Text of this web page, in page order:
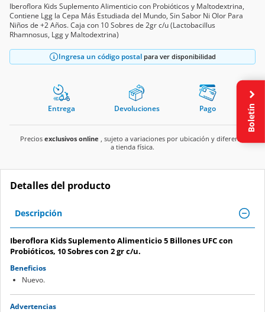
Iberoflora Kids Suplemento Alimenticio con Probióticos y Maltodextrina,
Contiene Lgg la Cepa Más Estudiada del Mundo, Sin Sabor Ni Olor Para
Niños de +2 Años. Caja con 10 Sobres de 2gr c/u (Lactobacillus
Rhamnosus, Lgg y Maltodextrina)
Ingresa un código postal para ver disponibilidad
Entrega Devoluciones Pago
Precios exclusivos online , sujeto a variaciones por ubicación y diferente
a tienda física.
Detalles del producto
Descripción
Iberoflora Kids Suplemento Alimenticio 5 Billones UFC con
Probióticos, 10 Sobres con 2 gr c/u.
Beneficios
Nuevo.
Advertencias
Boletín